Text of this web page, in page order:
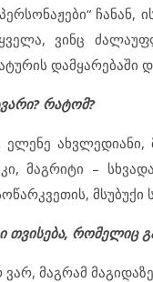
ვინც
დამყარებაში
რატომ?
ელენე
მაგრიტი –
მსუბუქი
თვისება, რომელიც
მაგრამ მაგიდაზე